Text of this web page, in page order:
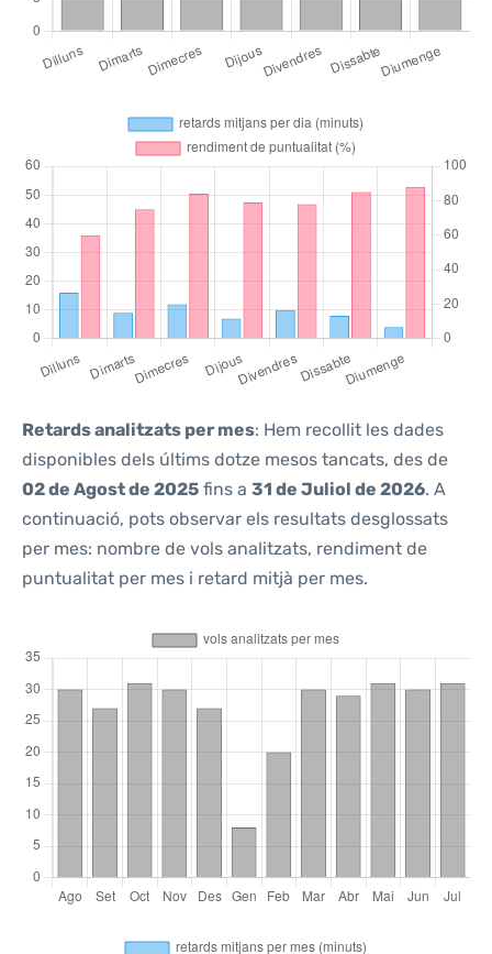
Retards analitzats per mes: Hem recollit les dades
disponibles dels últims dotze mesos tancats, des de
02 de Agost de 2025 fins a 31 de Juliol de 2026. A
continuació, pots observar els resultats desglossats
per mes: nombre de vols analitzats, rendiment de
puntualitat per mes i retard mitjà per mes.